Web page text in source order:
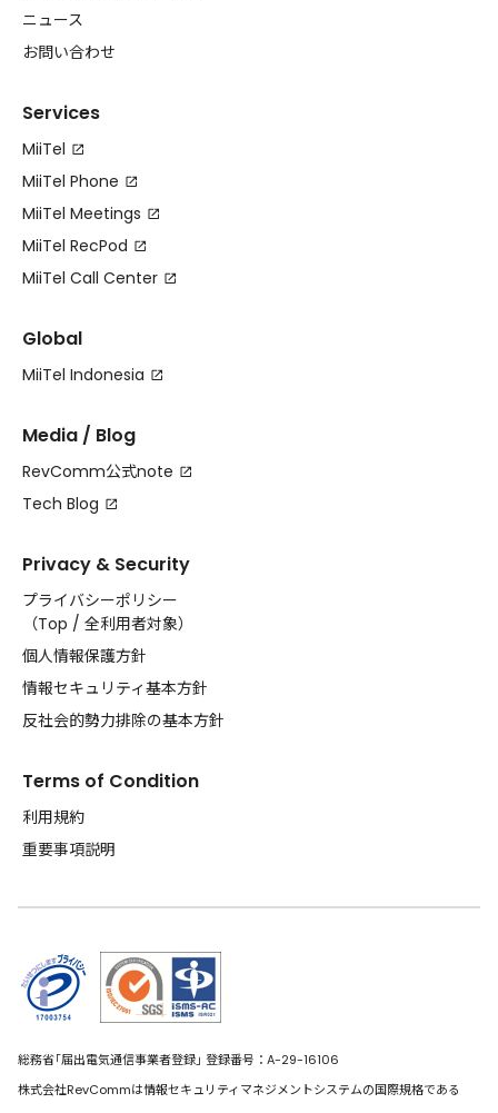
ニュース
お問い合わせ
Services
MiiTel
MiiTel Phone
MiiTel Meetings
MiiTel RecPod
MiiTel Call Center
Global
MiiTel Indonesia
Media / Blog
RevComm公式note
Tech Blog
Privacy & Security
プライバシーポリシー
（Top / 全利用者対象）
個人情報保護方針
情報セキュリティ基本方針
反社会的勢力排除の基本方針
Terms of Condition
利用規約
重要事項説明
総務省｢届出電気通信事業者登録｣ 登録番号：A-29-16106
株式会社RevCommは情報セキュリティマネジメントシステムの国際規格である